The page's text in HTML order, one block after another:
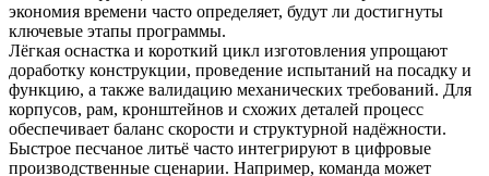
экономия времени часто определяет, будут ли достигнуты
ключевые этапы программы.
Лёгкая оснастка и короткий цикл изготовления упрощают
доработку конструкции, проведение испытаний на посадку и
функцию, а также валидацию механических требований. Для
корпусов, рам, кронштейнов и схожих деталей процесс
обеспечивает баланс скорости и структурной надёжности.
Быстрое песчаное литьё часто интегрируют в цифровые
производственные сценарии. Например, команда может